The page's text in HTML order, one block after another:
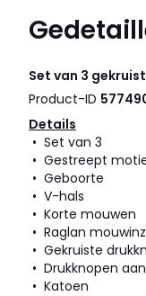
Set van 3
Product-ID
Details
• Set van 3
• Gestreept
• Geboorte
• V-hals
• Korte mouwen
• Raglan
• Gekruiste
• Drukknopen
• Katoen